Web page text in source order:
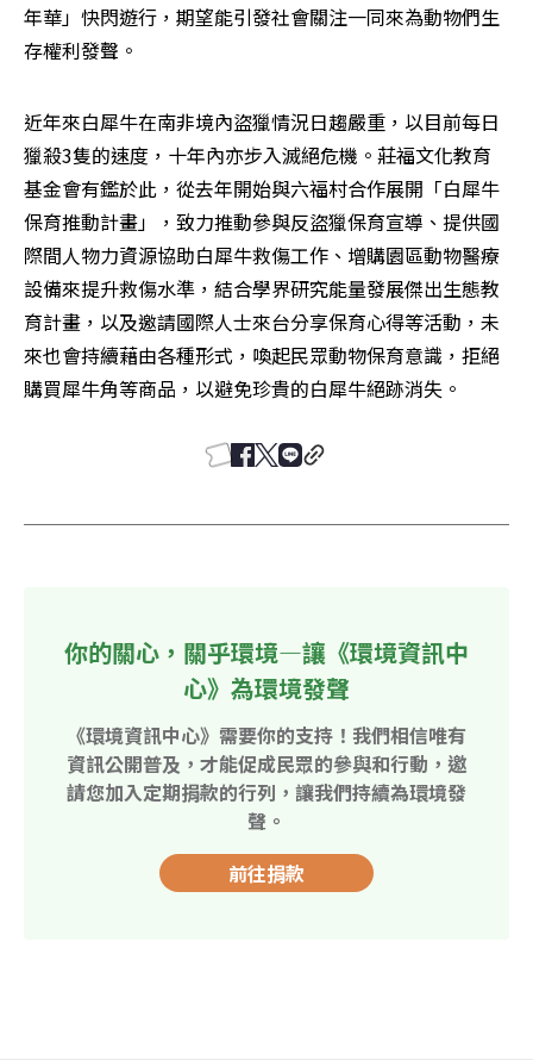
年華」快閃遊行，期望能引發社會關注一同來為動物們生
存權利發聲。
近年來白犀牛在南非境內盜獵情況日趨嚴重，以目前每日
獵殺3隻的速度，十年內亦步入滅絕危機。莊福文化教育
基金會有鑑於此，從去年開始與六福村合作展開「白犀牛
保育推動計畫」，致力推動參與反盜獵保育宣導、提供國
際間人物力資源協助白犀牛救傷工作、增購園區動物醫療
設備來提升救傷水準，結合學界研究能量發展傑出生態教
育計畫，以及邀請國際人士來台分享保育心得等活動，未
來也會持續藉由各種形式，喚起民眾動物保育意識，拒絕
購買犀牛角等商品，以避免珍貴的白犀牛絕跡消失。
你的關心，關乎環境—讓《環境資訊中
心》為環境發聲
《環境資訊中心》需要你的支持！我們相信唯有
資訊公開普及，才能促成民眾的參與和行動，邀
請您加入定期捐款的行列，讓我們持續為環境發
聲。
前往捐款